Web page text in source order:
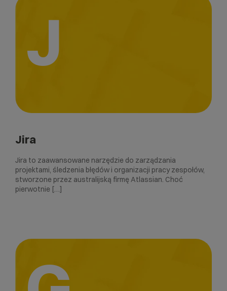
J
Jira
Jira to zaawansowane narzędzie do zarządzania
projektami, śledzenia błędów i organizacji pracy zespołów,
stworzone przez australijską firmę Atlassian. Choć
pierwotnie […]